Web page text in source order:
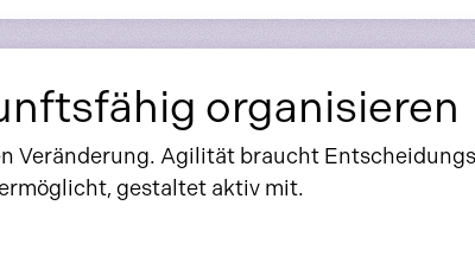
organisieren
Veränderung. Agilität braucht
gestaltet aktiv mit.